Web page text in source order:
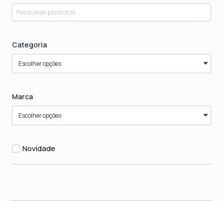
Categoria
Escolher opções
Marca
Escolher opções
Novidade